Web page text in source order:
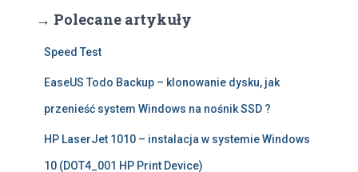
→ Polecane artykuły
Speed Test
EaseUS Todo Backup – klonowanie dysku, jak
przenieść system Windows na nośnik SSD ?
HP LaserJet 1010 – instalacja w systemie Windows
10 (DOT4_001 HP Print Device)